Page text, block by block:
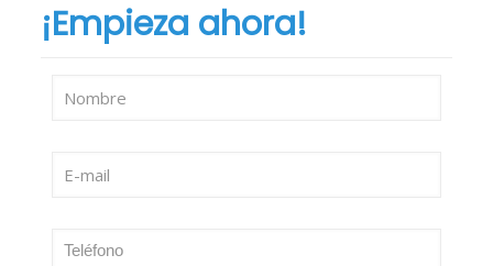
¡Empieza ahora!